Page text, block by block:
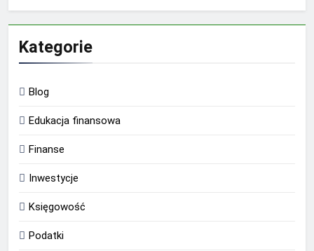
Kategorie
Blog
Edukacja finansowa
Finanse
Inwestycje
Księgowość
Podatki